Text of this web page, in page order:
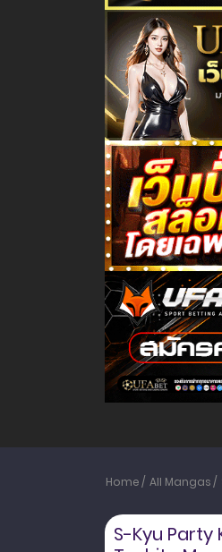
Home All Mangas
S-Kyu Party